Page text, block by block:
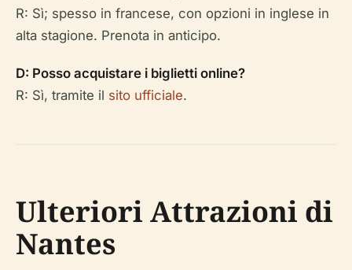
R: Sì; spesso in francese, con opzioni in inglese in
alta stagione. Prenota in anticipo.
D: Posso acquistare i biglietti online?
R: Sì, tramite il sito ufficiale.
Ulteriori Attrazioni di
Nantes